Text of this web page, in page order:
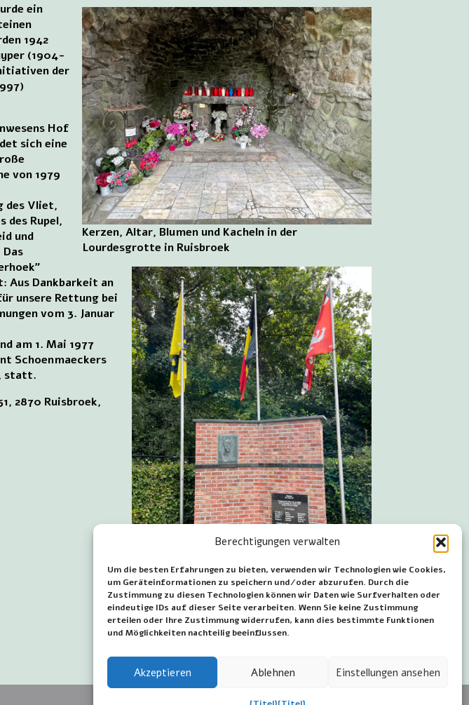
Berechtigungen verwalten
Um die besten Erfahrungen zu bieten, verwenden wir Technologien wie Cookies,
um Geräteinformationen zu speichern und/oder abzurufen. Durch die
Zustimmung zu diesen Technologien können wir Daten wie Surfverhalten oder
eindeutige IDs auf dieser Seite verarbeiten. Wenn Sie keine Zustimmung
erteilen oder Ihre Zustimmung widerrufen, kann dies bestimmte Funktionen
und Möglichkeiten nachteilig beeinflussen.
Akzeptieren Ablehnen Einstellungen ansehen
Kerzen, Altar, Blumen und Kacheln in der
Lourdesgrotte in Ruisbroek
ein
1942
(1904-
der
Gedenkplaat, ter herinnering aan de
overstroming in 1976, bij de ingang van het
park te Ruisbroek
Hof
sich eine
von 1979
des Vliet,
des Rupel,
und
Dankbarkeit an
unsere Rettung bei
vom 3. Januar
am 1. Mai 1977
Schoenmaeckers
statt.
2870 Ruisbroek,